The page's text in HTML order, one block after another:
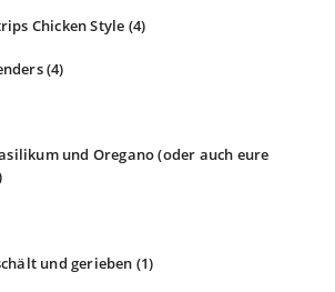
Chicken Style (4)
(4)
und Oregano (oder auch eure
und gerieben (1)